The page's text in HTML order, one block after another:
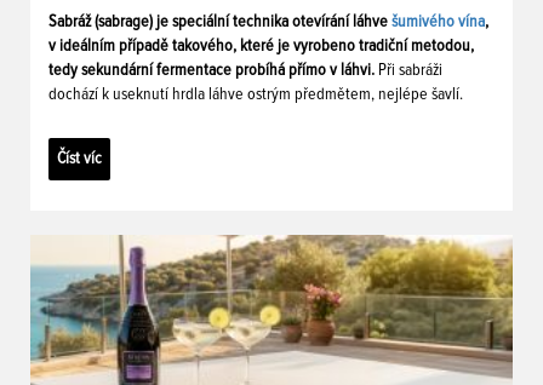
Sabráž (sabrage) je speciální technika otevírání láhve šumivého vína,
v ideálním případě takového, které je vyrobeno tradiční metodou,
tedy sekundární fermentace probíhá přímo v láhvi. Při sabráži
dochází k useknutí hrdla láhve ostrým předmětem, nejlépe šavlí.
Číst víc